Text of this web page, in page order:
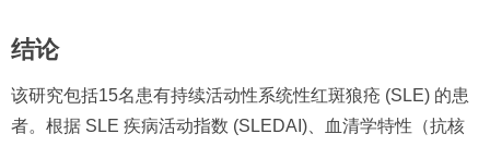
结论
该研究包括15名患有持续活动性系统性红斑狼疮 (SLE) 的患
者。根据 SLE 疾病活动指数 (SLEDAI)、血清学特性（抗核